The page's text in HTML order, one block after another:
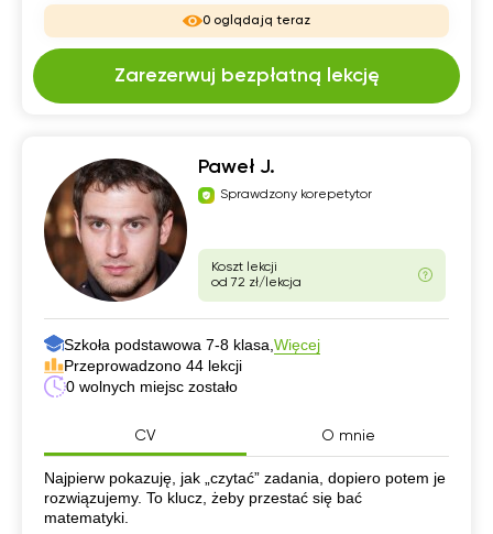
0 oglądają teraz
Zarezerwuj bezpłatną lekcję
Paweł J.
Sprawdzony korepetytor
Koszt lekcji
od 72 zł/lekcja
Szkoła podstawowa 7-8 klasa, Więcej
Przeprowadzono 44 lekcji
0 wolnych miejsc zostało
CV O mnie
CV
Najpierw pokazuję, jak „czytać” zadania, dopiero potem je
rozwiązujemy. To klucz, żeby przestać się bać
matematyki.